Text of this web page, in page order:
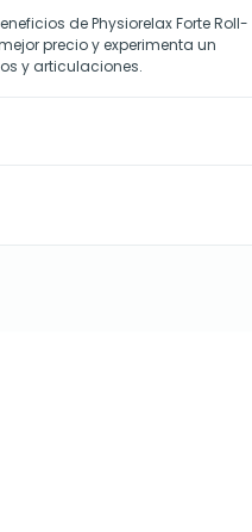
de Physiorelax Forte Roll-
precio y experimenta un
y articulaciones.